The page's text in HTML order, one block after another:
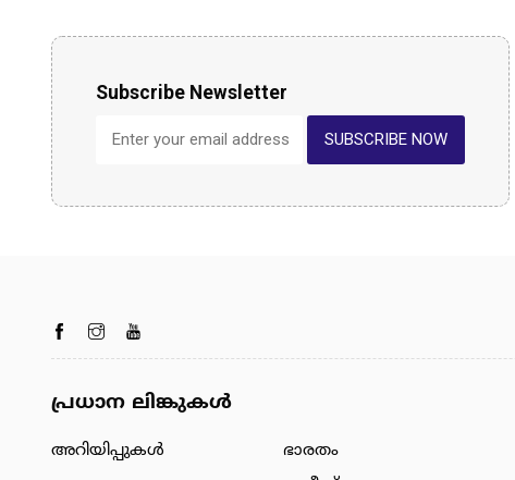
Subscribe Newsletter
SUBSCRIBE NOW
പ്രധാന ലിങ്കുകൾ
അറിയിപ്പുകള്‍
ഭാരതം